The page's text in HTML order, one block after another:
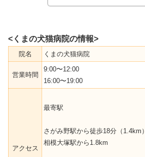
<くまの犬猫病院の情報>
院名 くまの犬猫病院
営業時間
9:00〜12:00
16:00〜19:00
アクセス
最寄駅
さがみ野駅から徒歩18分（1.4km）
相模大塚駅から1.8km